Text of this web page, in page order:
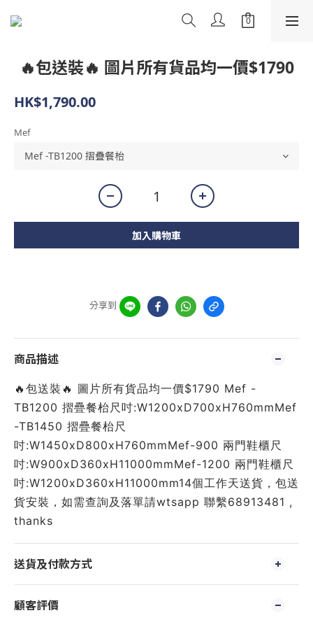
🔥包送裝🔥 圖片所有貨品均一價$1790
HK$1,790.00
Mef
加入購物車
分享到
商品描述
🔥包送裝🔥 圖片所有貨品均一價$1790 Mef -
TB1200 摺疊餐枱尺吋:W1200xD700xH760mmMef
-TB1450 摺疊餐枱尺
吋:W1450xD800xH760mmMef-900 兩門鞋櫃尺
吋:W900xD360xH11000mmMef-1200 兩門鞋櫃尺
吋:W1200xD360xH11000mm14個工作天送貨，包送
貨安裝，如需查詢及落單請wtsapp 聯繫68913481 ,
thanks
送貨及付款方式
顧客評價